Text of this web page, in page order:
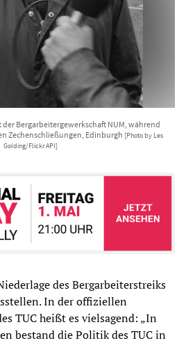
Bergarbeitergewerkschaft NUM, während
Zechenschließungen, Edinburgh [Photo by Les
Golding/Flickr API]
des Bergarbeiterstreiks
In der offiziellen
TUC heißt es vielsagend: „In
bestand die Politik des TUC in